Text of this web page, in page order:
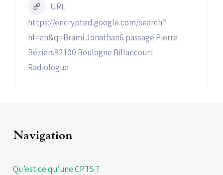
URL
https://encrypted.google.com/search?
hl=en&q=Brami Jonathan6 passage Pierre
Béziers92100 Boulogne Billancourt
Radiologue
Navigation
Qu’est ce qu’une CPTS ?